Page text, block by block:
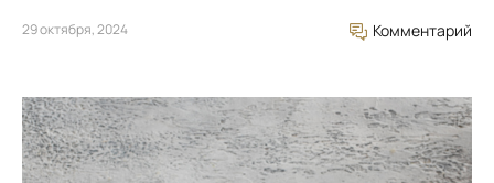
29 октября, 2024 Комментарий